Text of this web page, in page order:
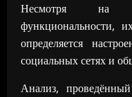
Несмотря на
функциональности,
определяется
социальных сетях и
Анализ,